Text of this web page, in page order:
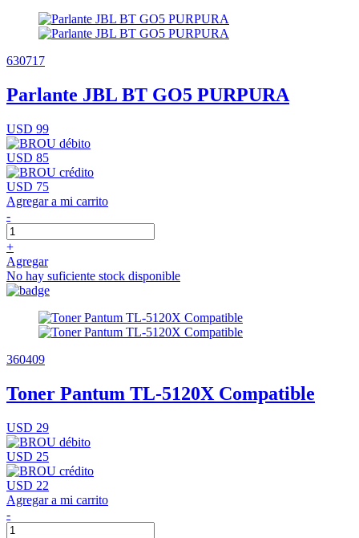
630717
Parlante JBL BT GO5 PURPURA
USD 99
USD 85
USD 75
Agregar a mi carrito
-
+
Agregar
No hay suficiente stock disponible
360409
Toner Pantum TL-5120X Compatible
USD 29
USD 25
USD 22
Agregar a mi carrito
-